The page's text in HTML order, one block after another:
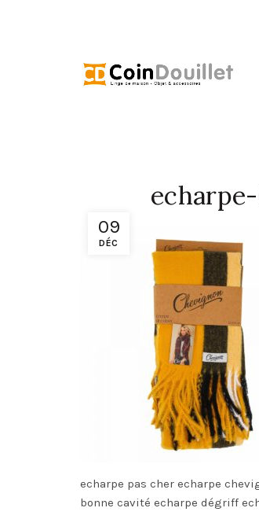
09
DÉC
echarpe pas cher echarpe
bonne cavité echarpe dégriff